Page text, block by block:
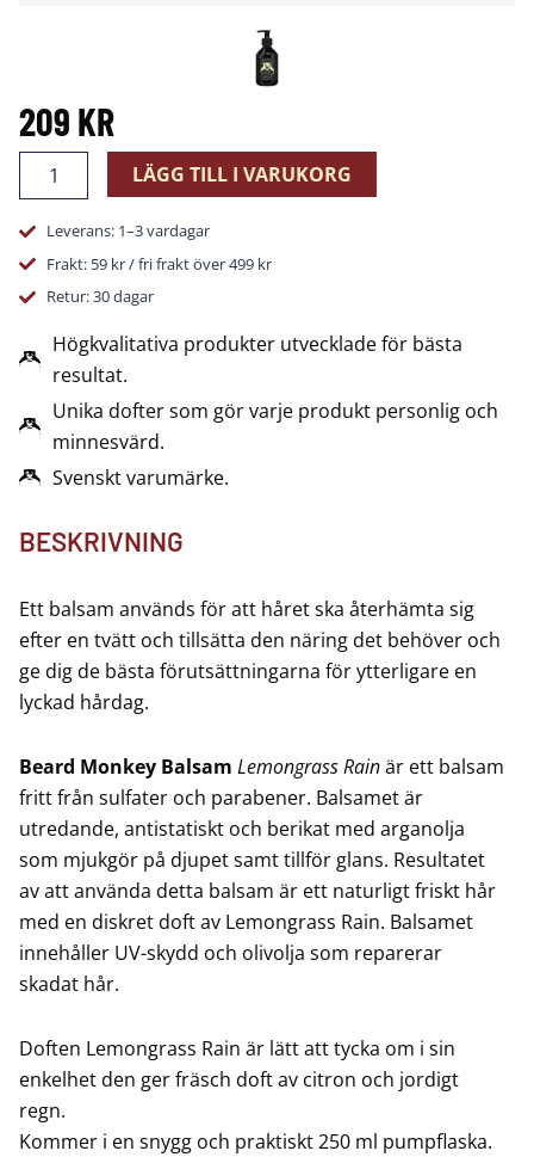
209 KR
-
Lemongrass
mängd
LÄGG TILL I VARUKORG
BESKRIVNING
Ett balsam används för att håret ska återhämta sig
efter en tvätt och tillsätta den näring det behöver och
ge dig de bästa förutsättningarna för ytterligare en
lyckad hårdag.
Beard Monkey Balsam Lemongrass Rainär ett balsam
fritt från sulfater och parabener. Balsamet är
utredande, antistatiskt och berikat med arganolja
som mjukgör på djupet samt tillför glans. Resultatet
av att använda detta balsam är ett naturligt friskt hår
med en diskret doft av Lemongrass Rain. Balsamet
innehåller UV-skydd och olivolja som reparerar
skadat hår.
Doften Lemongrass Rain är lätt att tycka om i sin
enkelhet den ger fräsch doft av citron och jordigt
regn.
Kommer i en snygg och praktiskt 250 ml pumpflaska.
Högkvalitativa produkter utvecklade för bästa
resultat.
Unika dofter som gör varje produkt personlig och
minnesvärd.
Svenskt varumärke.
Leverans: 1–3 vardagar
Frakt: 59 kr / fri frakt över 499 kr
Retur: 30 dagar